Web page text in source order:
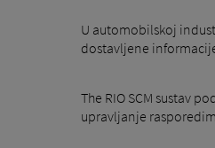
U automobilskoj
dostavljene
The RIO SCM sustav
upravljanje